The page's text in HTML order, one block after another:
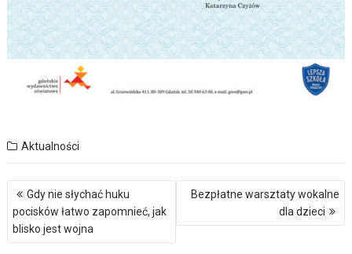
Aktualności
Nawigacja
wpisu
Gdy nie słychać huku
pocisków łatwo zapomnieć, jak
blisko jest wojna
Bezpłatne warsztaty wokalne
dla dzieci